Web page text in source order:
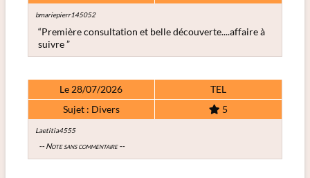
bmariepierr145052
“Première consultation et belle découverte....affaire à
suivre ”
Le 28/07/2026
TEL
Sujet : Divers
5
Laetitia4555
-- Note sans commentaire --